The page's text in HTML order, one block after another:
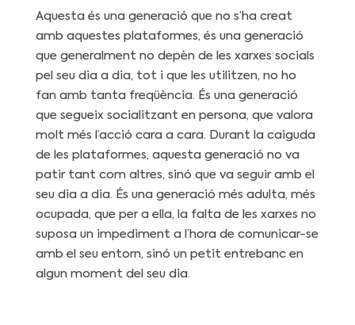
Aquesta és una generació que no s’ha creat
amb aquestes plataformes, és una generació
que generalment no depèn de les xarxes socials
pel seu dia a dia, tot i que les utilitzen, no ho
fan amb tanta freqüència. És una generació
que segueix socialitzant en persona, que valora
molt més l’acció cara a cara. Durant la caiguda
de les plataformes, aquesta generació no va
patir tant com altres, sinó que va seguir amb el
seu dia a dia. És una generació més adulta, més
ocupada, que per a ella, la falta de les xarxes no
suposa un impediment a l’hora de comunicar-se
amb el seu entorn, sinó un petit entrebanc en
algun moment del seu dia.